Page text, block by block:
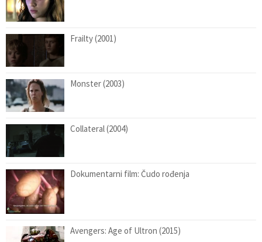
Frailty (2001)
Monster (2003)
Collateral (2004)
Dokumentarni film: Čudo rođenja
Avengers: Age of Ultron (2015)